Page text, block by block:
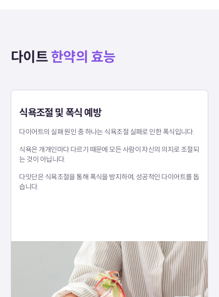
다이트 한약의 효능
식욕조절 및 폭식 예방
다이어트의 실패 원인 중 하나는 식욕조절 실패로 인한 폭식입니다.
식욕은 개개인마다 다르기 때문에 모든 사람이 자신의 의지로 조절되
는 것이 아닙니다.
다잇단은 식욕조절을 통해 폭식을 방지하여, 성공적인 다이어트를 돕
습니다.